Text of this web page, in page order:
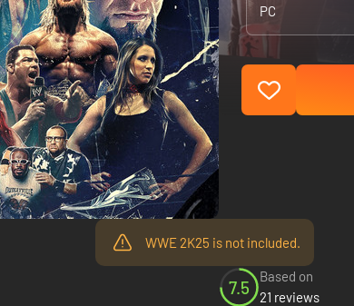
PC
WWE 2K25 is not included.
7.5
Based on
21 reviews